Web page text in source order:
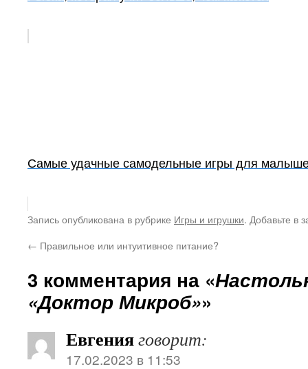
Самые удачные самодельные игры для
Запись опубликована в рубрике Игры и игрушки. Добавьте в
← Правильное или интуитивное питание?
3 комментария на «
«Доктор Микроб»»
Евгенияговорит:
17.02.2023 в 11:53